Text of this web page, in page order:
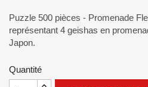
Puzzle 500 pièces - Promenade
représentant 4 geishas en
Japon.
Quantité